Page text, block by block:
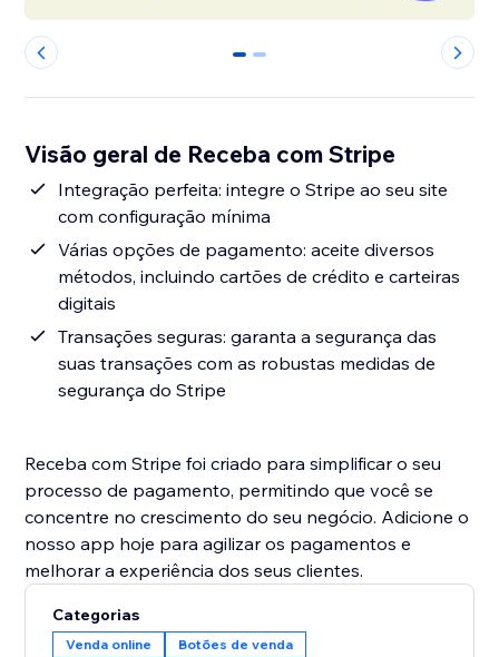
0 1
Visão geral de Receba com Stripe
Integração perfeita: integre o Stripe ao seu site
com configuração mínima
Várias opções de pagamento: aceite diversos
métodos, incluindo cartões de crédito e carteiras
digitais
Transações seguras: garanta a segurança das
suas transações com as robustas medidas de
segurança do Stripe
Receba com Stripe foi criado para simplificar o seu
processo de pagamento, permitindo que você se
concentre no crescimento do seu negócio. Adicione o
nosso app hoje para agilizar os pagamentos e
melhorar a experiência dos seus clientes.
Categorias
Venda online Botões de venda